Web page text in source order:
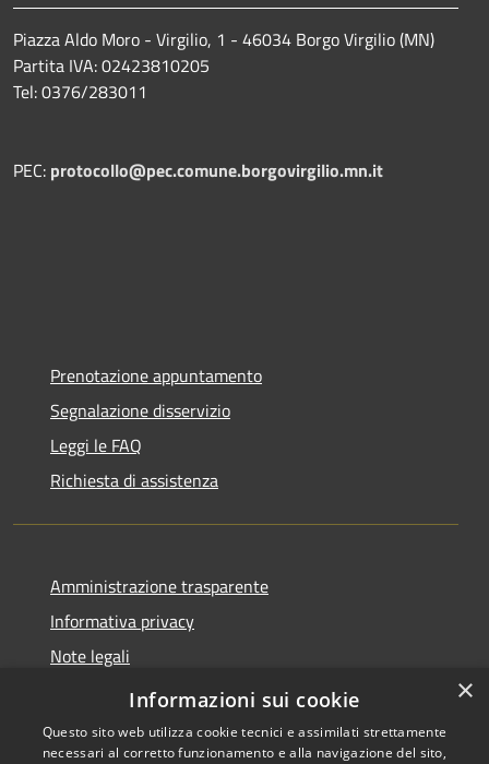
Piazza Aldo Moro - Virgilio, 1 - 46034 Borgo Virgilio (MN)
Partita IVA: 02423810205
Tel: 0376/283011
PEC: protocollo@pec.comune.borgovirgilio.mn.it
Prenotazione appuntamento
Segnalazione disservizio
Leggi le FAQ
Richiesta di assistenza
Amministrazione trasparente
Informativa privacy
Note legali
Dichiarazione di accessibilità
×
Informazioni sui cookie
Questo sito web utilizza cookie tecnici e assimilati strettamente
necessari al corretto funzionamento e alla navigazione del sito,